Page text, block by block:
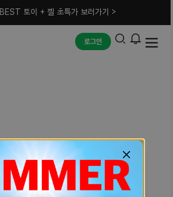
BEST 토이 + 젤 초특가 보러가기 >
로그인
예상치 못한 에러입니다.